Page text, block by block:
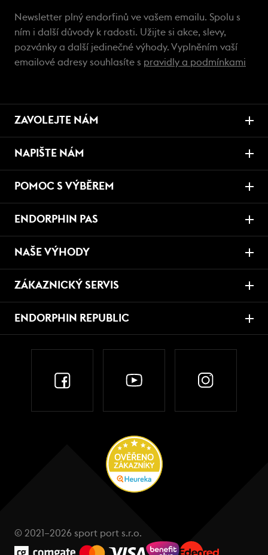
Newsletter plný endorfinů ve vašem emailu. Spolu s
ním i další důvody k radosti. Užijte si akce, slevy,
pozvánky a další jedinečné výhody. Vyplněním vaší
emailové adresy souhlasíte s pravidly a podmínkami
ZAVOLEJTE NÁM
NAPIŠTE NÁM
POMOC S VÝBĚREM
ENDORPHIN PAS
NAŠE VÝHODY
ZÁKAZNICKÝ SERVIS
ENDORPHIN REPUBLIC
© 2021–2026 sport port s.r.o.